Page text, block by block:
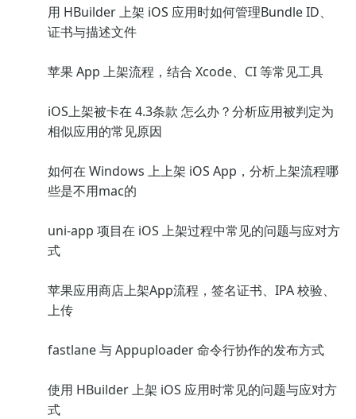
用 HBuilder 上架 iOS 应用时如何管理Bundle ID、
证书与描述文件
苹果 App 上架流程，结合 Xcode、CI 等常见工具
iOS上架被卡在 4.3条款 怎么办？分析应用被判定为
相似应用的常见原因
如何在 Windows 上上架 iOS App，分析上架流程哪
些是不用mac的
uni-app 项目在 iOS 上架过程中常见的问题与应对方
式
苹果应用商店上架App流程，签名证书、IPA 校验、
上传
fastlane 与 Appuploader 命令行协作的发布方式
使用 HBuilder 上架 iOS 应用时常见的问题与应对方
式